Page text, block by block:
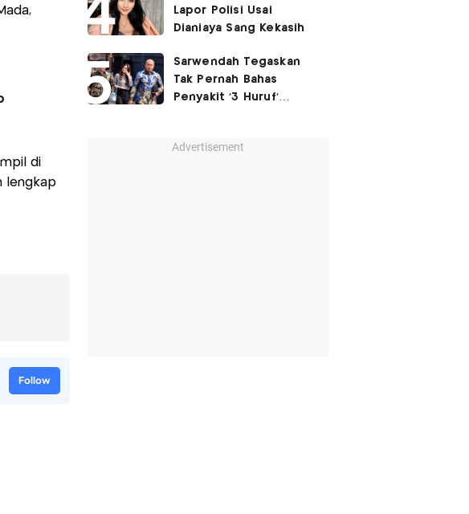
di
lengkap
Follow
Lapor Polisi Usai
Dianiaya Sang Kekasih
Sarwendah Tegaskan
Tak Pernah Bahas
Penyakit '3 Huruf'
Advertisement